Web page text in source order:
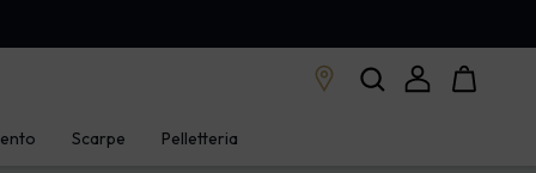
Scarpe Pelletteria